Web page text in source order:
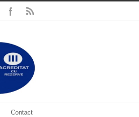
Contact